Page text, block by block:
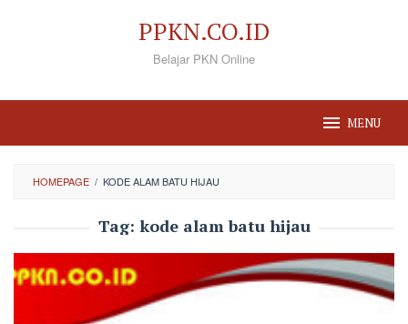
PPKN.CO.ID
Belajar PKN Online
MENU
HOMEPAGE / KODE ALAM BATU HIJAU
Tag: kode alam batu hijau